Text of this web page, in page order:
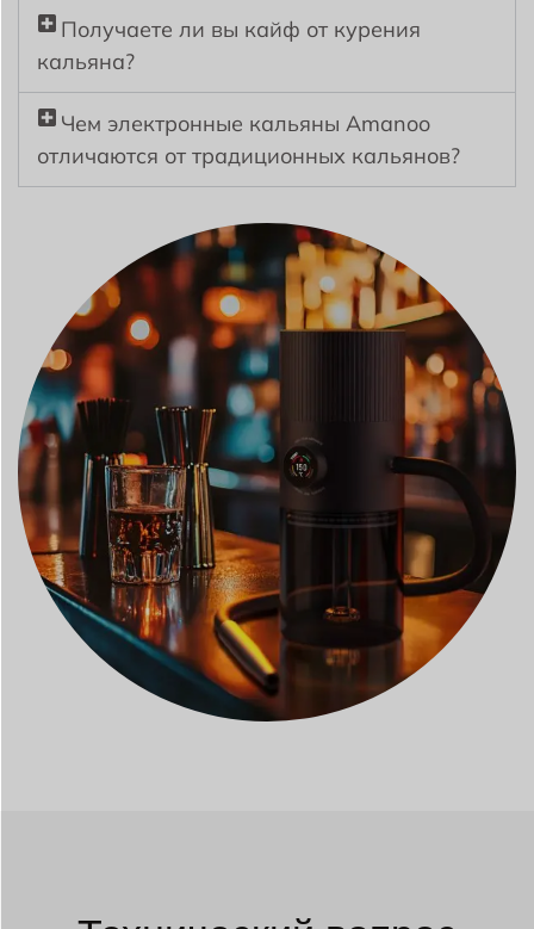
Получаете ли вы кайф от курения
кальяна?
Чем электронные кальяны Amanoo
отличаются от традиционных кальянов?